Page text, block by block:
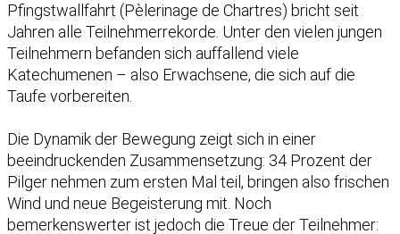
Pfingstwallfahrt (Pèlerinage de Chartres) bricht seit
Jahren alle Teilnehmerrekorde. Unter den vielen jungen
Teilnehmern befanden sich auffallend viele
Katechumenen – also Erwachsene, die sich auf die
Taufe vorbereiten.
Die Dynamik der Bewegung zeigt sich in einer
beeindruckenden Zusammensetzung: 34 Prozent der
Pilger nehmen zum ersten Mal teil, bringen also frischen
Wind und neue Begeisterung mit. Noch
bemerkenswerter ist jedoch die Treue der Teilnehmer: